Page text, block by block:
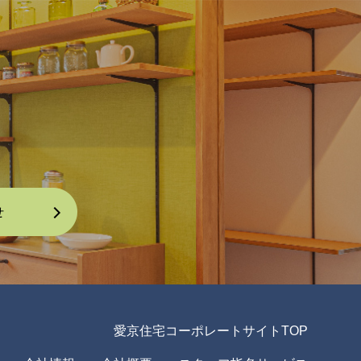
愛京住宅コーポレートサイトTOP